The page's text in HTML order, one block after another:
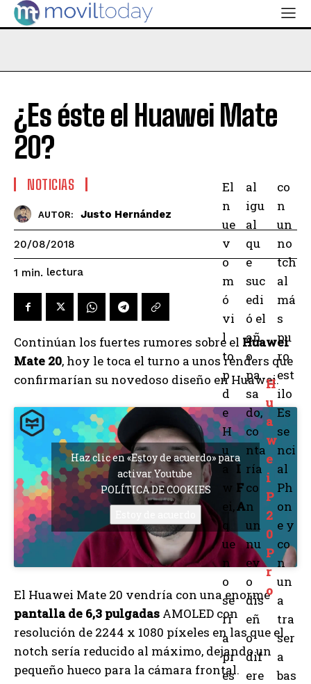
¿Es éste el Huawei Mate
20?
NOTICIAS
AUTOR: Justo Hernández
20/08/2018
1 min. lectura
Continúan los fuertes rumores sobre el Huawei
Mate 20, hoy le toca el turno a unos renders que
confirmarían su novedoso diseño en Huawei.
El
n
ue
v
o
m
ó
vi
l
to
p
d
e
H
u
w
ei,
q
ue
n
o
se
rí
a
pr
es
I
F
A
al
igu
al
qu
e
suc
edi
ó el
añ
o
pa
sa
do,
co
nta
ría
co
n
un
nu
ev
o
dis
eñ
o
dif
ere
H
u
a
w
e
i
P
2
0
P
r
o
co
n
un
no
tch
al
má
s
pu
ro
est
ilo
Es
se
nci
al
Ph
on
e y
co
n
un
a
tra
ser
a
bas
Haz clic en «Estoy de acuerdo» para
activar Youtube
POLÍTICA DE COOKIES
El Huawei Mate 20 vendría con una enorme
pantalla de 6,3 pulgadas AMOLED con
resolución de 2244 x 1080 píxeles en las que el
notch sería reducido al máximo, dejando un
pequeño hueco para la cámara frontal.